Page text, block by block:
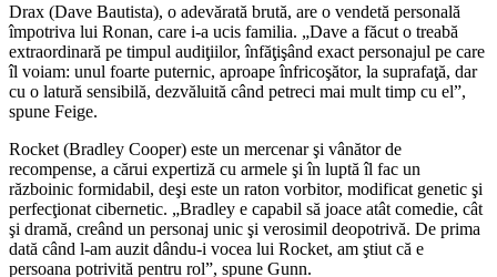
Drax (Dave Bautista), o adevărată brută, are o vendetă personală
împotriva lui Ronan, care i-a ucis familia. „Dave a făcut o treabă
extraordinară pe timpul audiţiilor, înfăţişând exact personajul pe care
îl voiam: unul foarte puternic, aproape înfricoşător, la suprafaţă, dar
cu o latură sensibilă, dezvăluită când petreci mai mult timp cu el”,
spune Feige.
Rocket (Bradley Cooper) este un mercenar şi vânător de
recompense, a cărui expertiză cu armele şi în luptă îl fac un
războinic formidabil, deşi este un raton vorbitor, modificat genetic şi
perfecţionat cibernetic. „Bradley e capabil să joace atât comedie, cât
şi dramă, creând un personaj unic şi verosimil deopotrivă. De prima
dată când l-am auzit dându-i vocea lui Rocket, am ştiut că e
persoana potrivită pentru rol”, spune Gunn.